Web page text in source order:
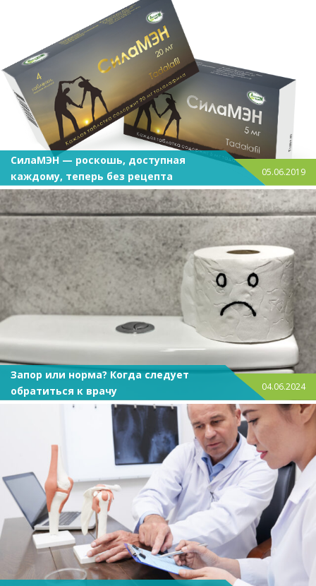
СилаМЭН — роскошь, доступная
каждому, теперь без рецепта
05.06.2019
Запор или норма? Когда следует
обратиться к врачу
04.06.2024